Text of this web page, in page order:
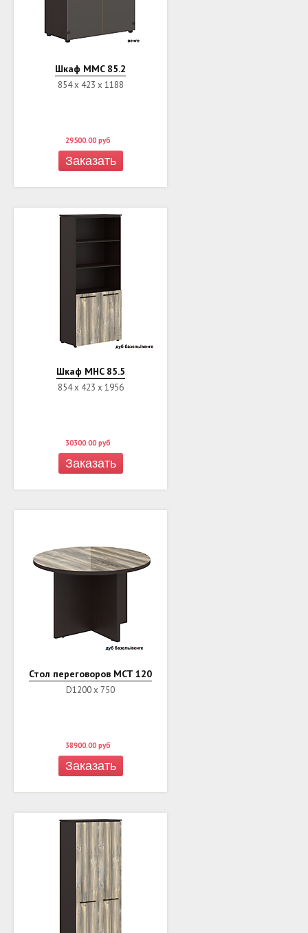
Шкаф MMC 85.2
854 х 423 х 1188
29500.00 руб
Заказать
Шкаф MHC 85.5
854 х 423 х 1956
30300.00 руб
Заказать
Стол переговоров MCT 120
D1200 х 750
38900.00 руб
Заказать